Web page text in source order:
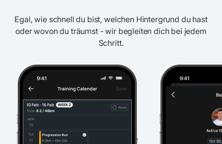
Egal, wie schnell du bist, welchen Hintergrund du hast
oder wovon du träumst - wir begleiten dich bei jedem
Schritt.